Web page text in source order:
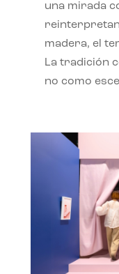
una mirada
madera, el
La tradición
no como